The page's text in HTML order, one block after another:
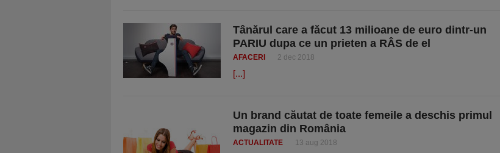
Tânărul care a făcut 13 milioane de euro dintr-un
PARIU dupa ce un prieten a RÂS de el
AFACERI 2 dec 2018
[...]
Un brand căutat de toate femeile a deschis primul
magazin din România
ACTUALITATE 13 aug 2018